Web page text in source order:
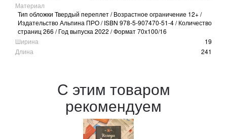
Материал
Тип обложки Твердый переплет / Возрастное ограничение 12+ /
Издательство Альпина ПРО / ISBN 978-5-907470-51-4 / Количество
страниц 266 / Год выпуска 2022 / Формат 70x100/16
Ширина
19
Длина
241
С этим товаром
рекомендуем